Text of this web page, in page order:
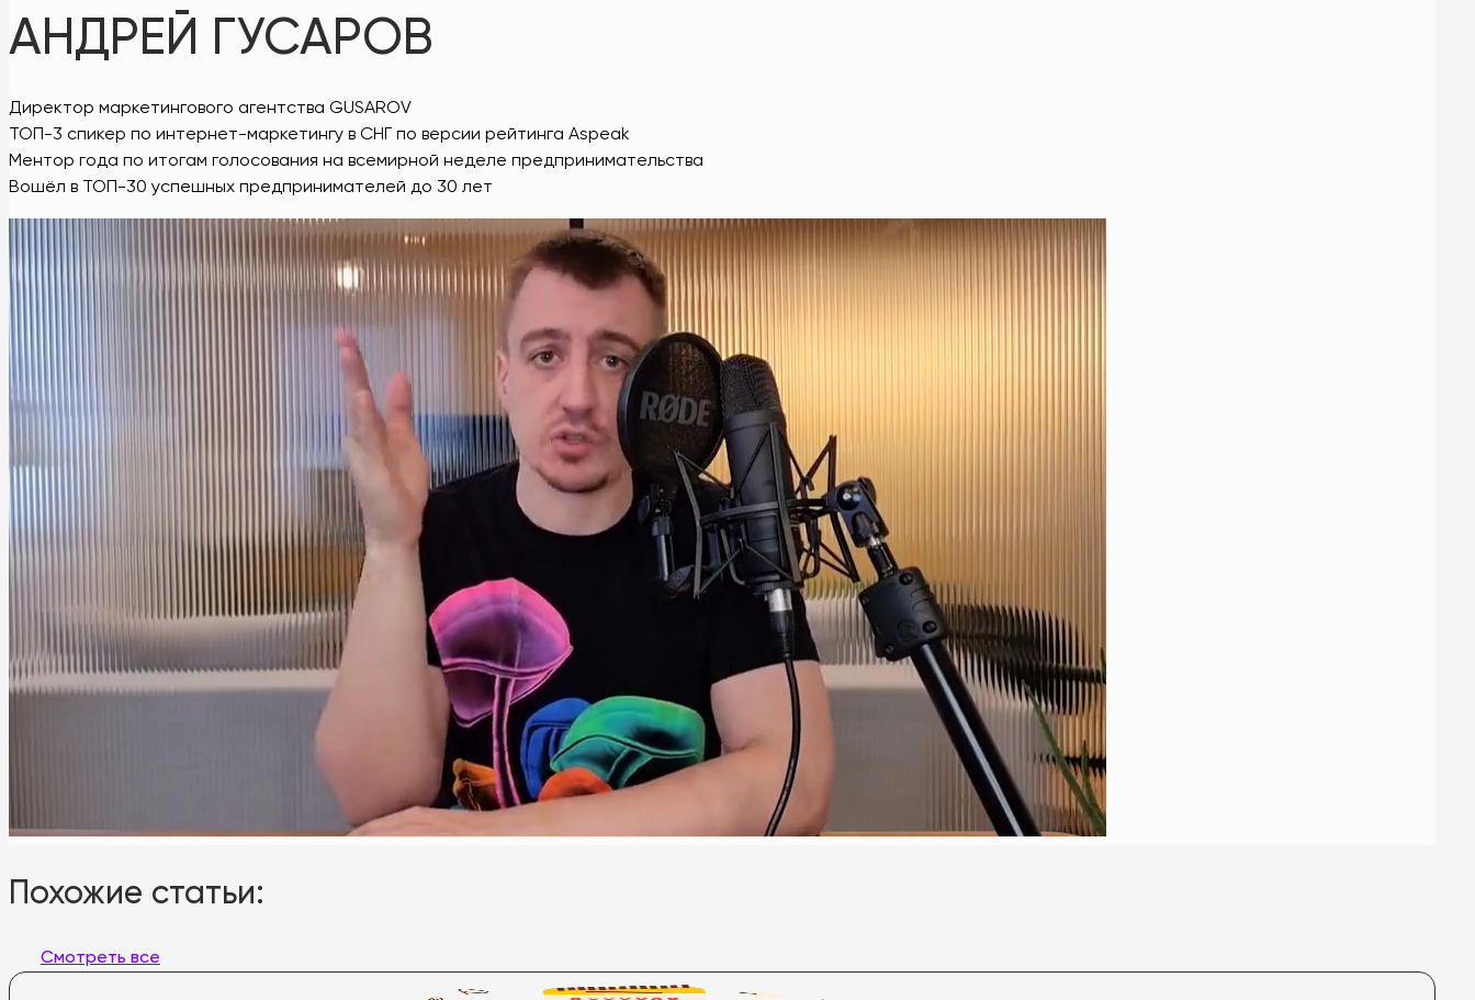
АНДРЕЙ ГУСАРОВ
Директор маркетингового агентства GUSAROV
ТОП-3 спикер по интернет-маркетингу в СНГ по версии рейтинга Aspeak
Ментор года по итогам голосования на всемирной неделе предпринимательства
Вошёл в ТОП-30 успешных предпринимателей до 30 лет
Похожие статьи:
Смотреть все